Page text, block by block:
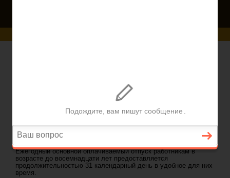
ст 267 ТК РФ. Ежегодный основной
оплачиваемый отпуск работникам в
возрасте до восемнадцати лет
Ежегодный основной оплачиваемый отпуск работникам в
возрасте до восемнадцати лет предоставляется
продолжительностью 31 календарный день в удобное для них
время.